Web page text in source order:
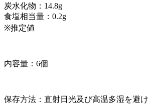
炭水化物：14.8g
食塩相当量：0.2g
※推定値
内容量：6個
保存方法：直射日光及び高温多湿を避